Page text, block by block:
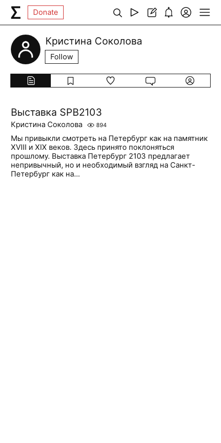
Donate
Кристина Соколова
Follow
Выставка SPB2103
Кристина Соколова 894
Мы привыкли смотреть на Петербург как на памятник
XVIII и XIX веков. Здесь принято поклоняться
прошлому. Выставка Петербург 2103 предлагает
непривычный, но и необходимый взгляд на Санкт-
Петербург как на...